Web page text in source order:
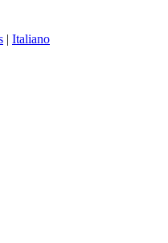
| Italiano